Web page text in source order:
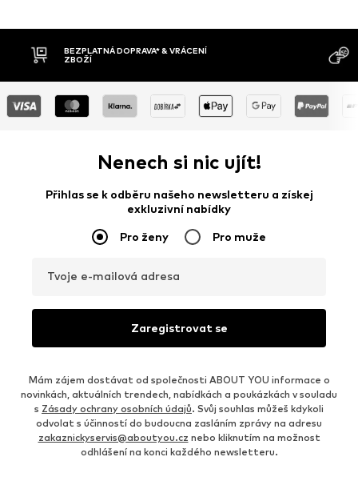
BEZPLATNÁ DOPRAVA* & VRÁCENÍ
ZBOŽÍ
Nenech si nic ujít!
Přihlas se k odběru našeho newsletteru a získej
exkluzivní nabídky
Pro ženy Pro muže
Tvoje e-mailová adresa
Zaregistrovat se
Mám zájem dostávat od společnosti ABOUT YOU informace o
novinkách, aktuálních trendech, nabídkách a poukázkách v souladu
s Zásady ochrany osobních údajů. Svůj souhlas můžeš kdykoli
odvolat s účinností do budoucna zasláním zprávy na adresu
zakaznickyservis@aboutyou.cz nebo kliknutím na možnost
odhlášení na konci každého newsletteru.